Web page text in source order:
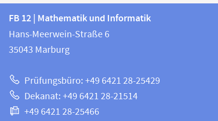
Kontakt
und
Informationen
Website
FB
12
|
und
Informatik
FB 12 | Mathematik und Informatik
Hans-Meerwein-Straße 6
35043 Marburg
Prüfungsbüro: +49 6421 28-25429
Dekanat: +49 6421 28-21514
+49 6421 28-25466